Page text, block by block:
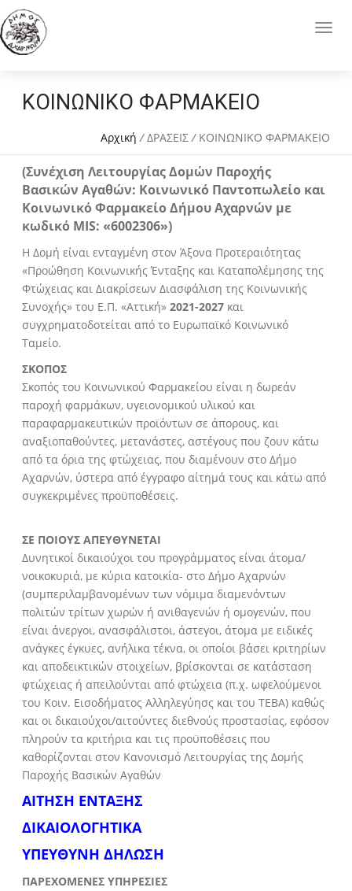
ΚΟΙΝΩΝΙΚΟ ΦΑΡΜΑΚΕΙΟ
Αρχική /ΔΡΑΣΕΙΣ / ΚΟΙΝΩΝΙΚΟ ΦΑΡΜΑΚΕΙΟ
(Συνέχιση Λειτουργίας Δομών Παροχής
Βασικών Αγαθών: Κοινωνικό Παντοπωλείο και
Κοινωνικό Φαρμακείο Δήμου Αχαρνών με
κωδικό MIS: «6002306»)
Η Δομή είναι ενταγμένη στον Άξονα Προτεραιότητας
«Προώθηση Κοινωνικής Ένταξης και Καταπολέμησης της
Φτώχειας και Διακρίσεων Διασφάλιση της Κοινωνικής
Συνοχής» του Ε.Π. «Αττική»2021-2027 και
συγχρηματοδοτείται από το Ευρωπαϊκό Κοινωνικό
Ταμείο.
ΣΚΟΠΟΣ
Σκοπός του Κοινωνικού Φαρμακείου είναι η δωρεάν
παροχή φαρμάκων, υγειονομικού υλικού και
παραφαρμακευτικών προϊόντων σε άπορους, και
αναξιοπαθούντες, μετανάστες, αστέγους που ζουν κάτω
από τα όρια της φτώχειας, που διαμένουν στο Δήμο
Αχαρνών, ύστερα από έγγραφο αίτημά τους και κάτω από
συγκεκριμένες προϋποθέσεις.
ΣΕ ΠΟΙΟΥΣ ΑΠΕΥΘΥΝΕΤΑΙ
Δυνητικοί δικαιούχοι του προγράμματος είναι άτομα/
νοικοκυριά, με κύρια κατοικία- στο Δήμο Αχαρνών
(συμπεριλαμβανομένων των νόμιμα διαμενόντων
πολιτών τρίτων χωρών ή ανιθαγενών ή ομογενών, που
είναι άνεργοι, ανασφάλιστοι, άστεγοι, άτομα με ειδικές
ανάγκες έγκυες, ανήλικα τέκνα, οι οποίοι βάσει κριτηρίων
και αποδεικτικών στοιχείων, βρίσκονται σε κατάσταση
φτώχειας ή απειλούνται από φτώχεια (π.χ. ωφελούμενοι
του Κοιν. Εισοδήματος Αλληλεγύησς και του ΤΕΒΑ) καθώς
και οι δικαιούχοι/αιτούντες διεθνούς προστασίας, εφόσον
πληρούν τα κριτήρια και τις προϋποθέσεις που
καθορίζονται στον Κανονισμό Λειτουργίας της Δομής
Παροχής Βασικών Αγαθών
ΑΙΤΗΣΗ ΕΝΤΑΞΗΣ
ΔΙΚΑΙΟΛΟΓΗΤΙΚΑ
ΥΠΕΥΘΥΝΗ ΔΗΛΩΣΗ
ΠΑΡΕΧΟΜΕΝΕΣ ΥΠΗΡΕΣΙΕΣ